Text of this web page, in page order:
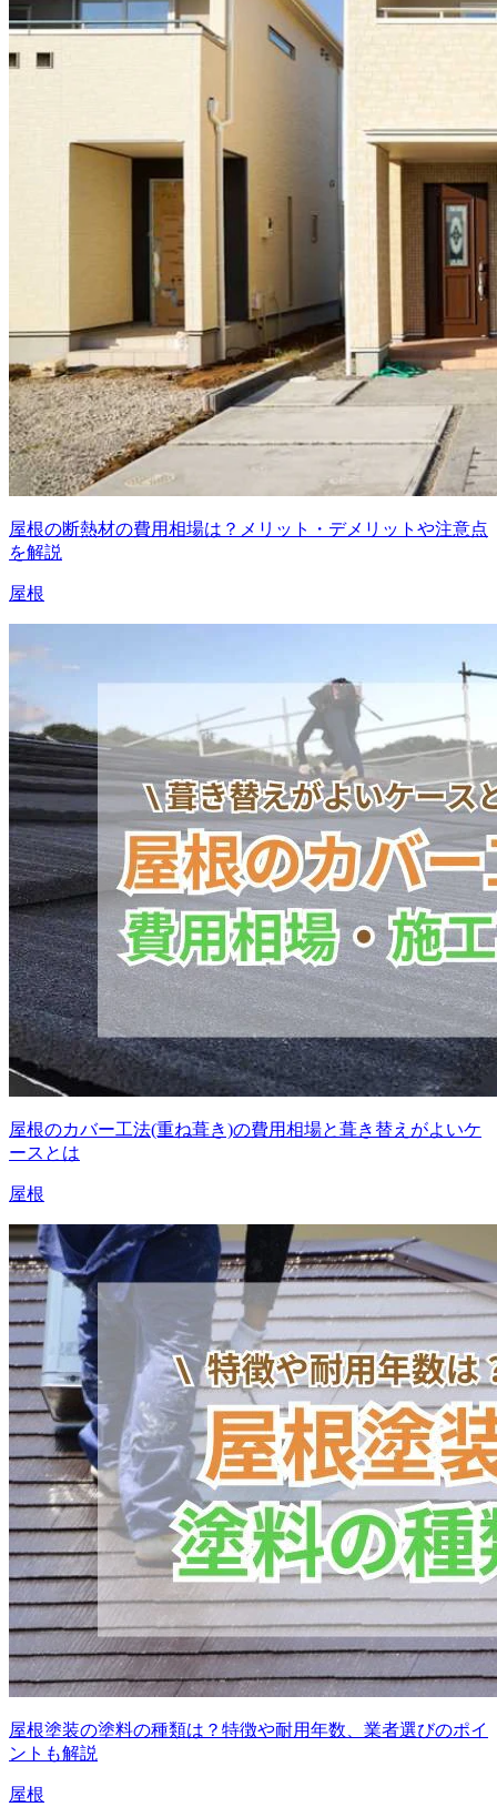
屋根の断熱材の費用相場は？メリット・デメリットや注意点
を解説
屋根
屋根のカバー工法(重ね葺き)の費用相場と葺き替えがよいケ
ースとは
屋根
屋根塗装の塗料の種類は？特徴や耐用年数、業者選びのポイ
ントも解説
屋根